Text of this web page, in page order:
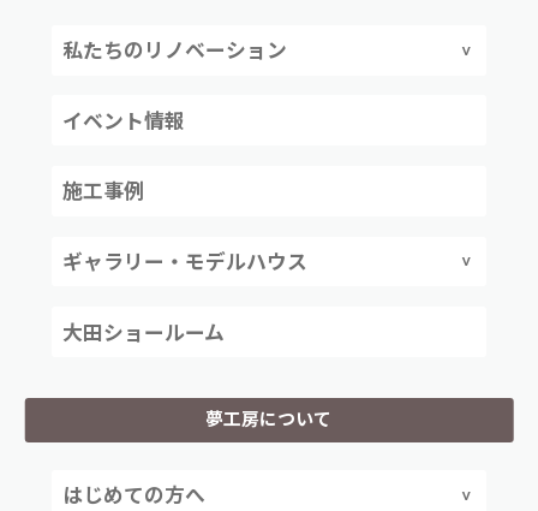
私たちのリノベーション
イベント情報
施工事例
ギャラリー・モデルハウス
大田ショールーム
夢工房について
はじめての方へ